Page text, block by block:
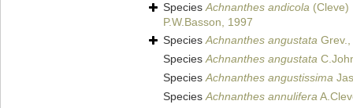
SpeciesAchnanthes andicola (Cleve)
P.W.Basson, 1997
SpeciesAchnanthes angustata
SpeciesAchnanthes angustata
SpeciesAchnanthes angustissima
SpeciesAchnanthes annulifera